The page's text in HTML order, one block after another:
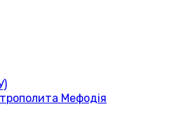
Мефодія